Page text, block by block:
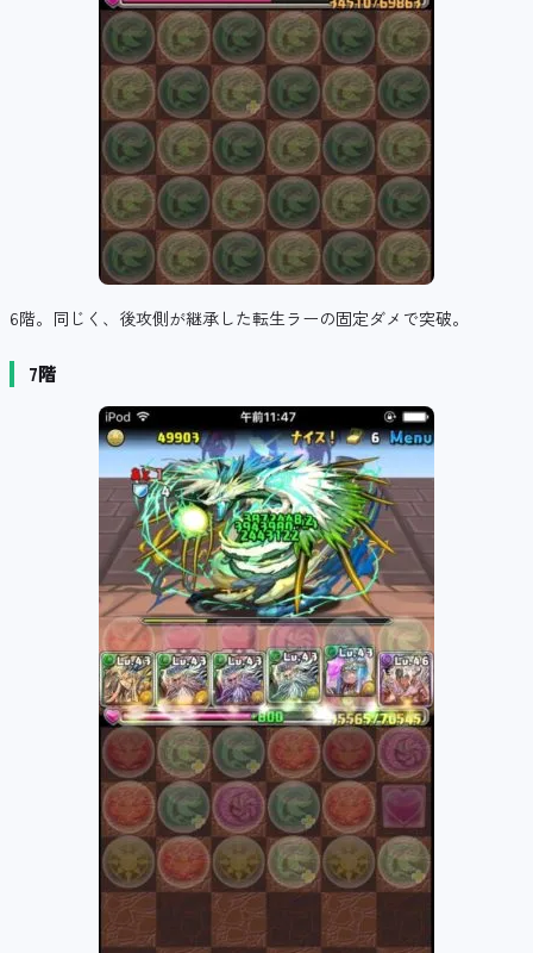
6階。同じく、後攻側が継承した転生ラーの固定ダメで突破。
7階